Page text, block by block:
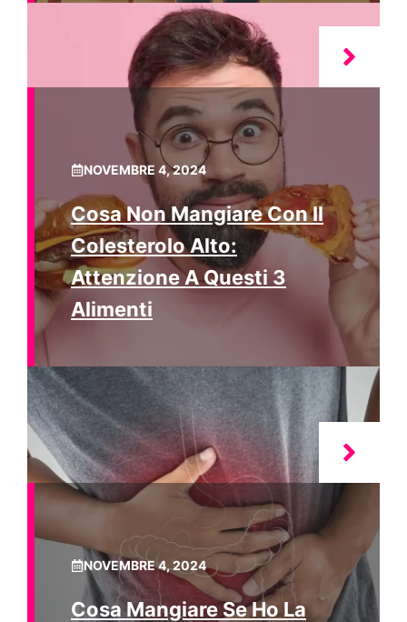
NOVEMBRE 4, 2024
Cosa Non Mangiare Con Il
Colesterolo Alto:
Attenzione A Questi 3
Alimenti
NOVEMBRE 4, 2024
Cosa Mangiare Se Ho La